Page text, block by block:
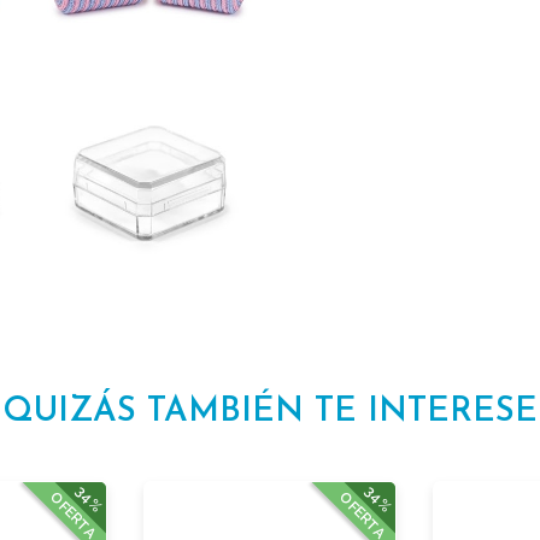
QUIZÁS TAMBIÉN TE INTERESE
34%
OFERTA 34%
OFERTA